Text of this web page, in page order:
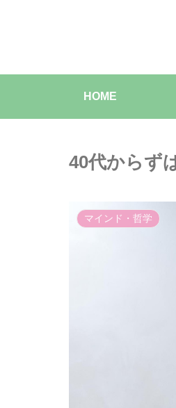
HOME
40代からず
マインド・哲学